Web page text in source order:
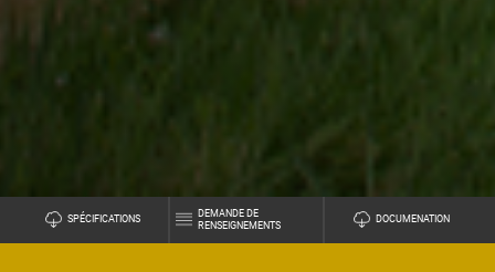
SPÉCIFICATIONS
DEMANDE DE
RENSEIGNEMENTS
DOCUMENATION